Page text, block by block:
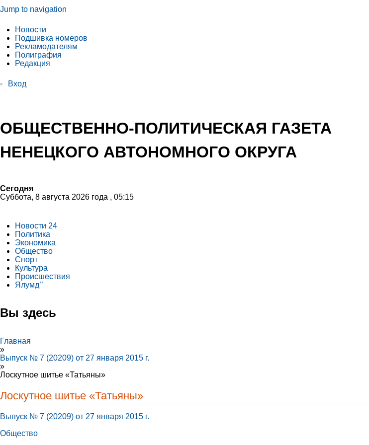
Jump to navigation
Новости
Подшивка номеров
Рекламодателям
Полиграфия
Редакция
Вход
ОБЩЕСТВЕННО-ПОЛИТИЧЕСКАЯ ГАЗЕТА
НЕНЕЦКОГО АВТОНОМНОГО ОКРУГА
Сегодня
Суббота, 8 августа 2026 года , 05:15
Новости 24
Политика
Экономика
Общество
Спорт
Культура
Происшествия
Ялумд’’
Вы здесь
Главная
»
Выпуск № 7 (20209) от 27 января 2015 г.
»
Лоскутное шитье «Татьяны»
Лоскутное шитье «Татьяны»
Выпуск № 7 (20209) от 27 января 2015 г.
Общество